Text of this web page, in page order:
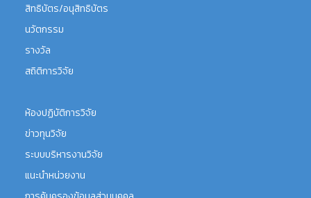
สิทธิบัตร/อนุสิทธิบัตร
นวัตกรรม
รางวัล
สถิติการวิจัย
ห้องปฏิบัติการวิจัย
ข่าวทุนวิจัย
ระบบบริหารงานวิจัย
แนะนำหน่วยงาน